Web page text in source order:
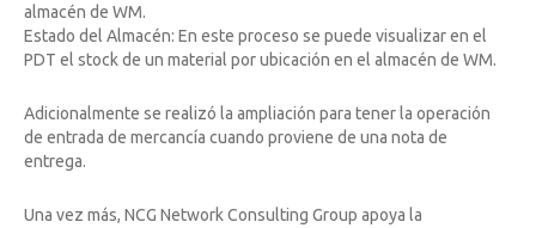
almacén de WM.
Estado del Almacén: En este proceso se puede visualizar en el
PDT el stock de un material por ubicación en el almacén de WM.
Adicionalmente se realizó la ampliación para tener la operación
de entrada de mercancía cuando proviene de una nota de
entrega.
Una vez más, NCG Network Consulting Group apoya la